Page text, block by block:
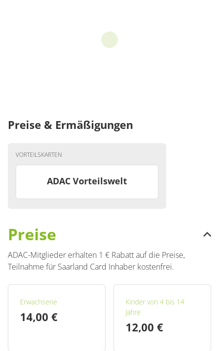
Preise & Ermäßigungen
VORTEILSKARTEN
ADAC Vorteilswelt
Preise
ADAC-Mitglieder erhalten 1 € Rabatt auf die Preise,
Teilnahme für Saarland Card Inhaber kostenfrei.
Erwachsene
14,00 €
Kinder von 4 bis 14
Jahre
12,00 €